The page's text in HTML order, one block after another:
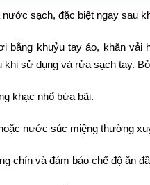
sạch, đặc biệt ngay sau
bằng khuỷu tay áo, khăn vải
sử dụng và rửa sạch tay.
khạc nhổ bừa bãi.
nước súc miệng thường
chín và đảm bảo chế độ ăn